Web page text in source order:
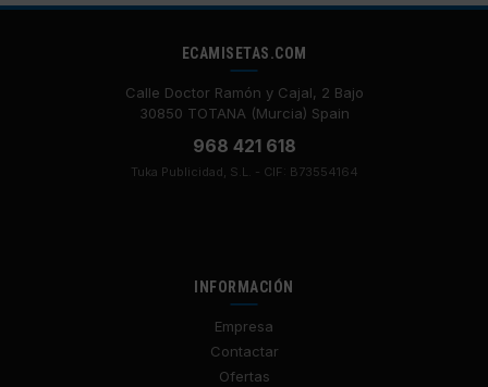
ECAMISETAS.COM
Calle Doctor Ramón y Cajal, 2 Bajo
30850 TOTANA (Murcia) Spain
968 421 618
Tuka Publicidad, S.L. - CIF: B73554164
INFORMACIÓN
Empresa
Contactar
Ofertas